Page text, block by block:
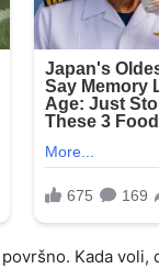
Kada